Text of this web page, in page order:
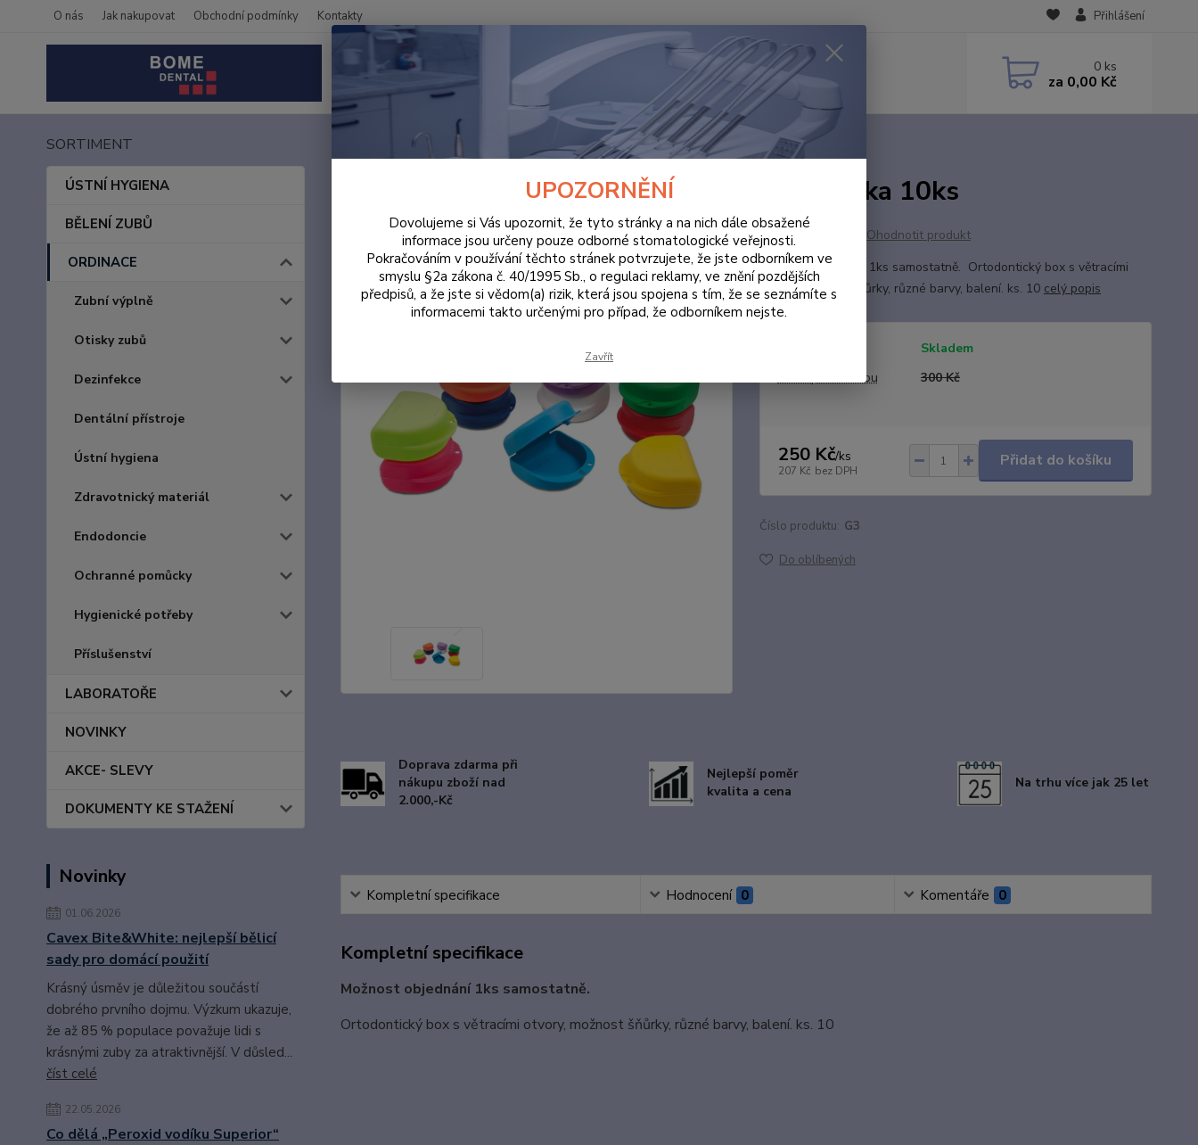
O nás Jak nakupovat Obchodní podmínky Kontakty Přihlášení
0 ks
za 0,00 Kč
SORTIMENT
ÚSTNÍ HYGIENA
BĚLENÍ ZUBŮ
ORDINACE
Zubní výplně
Otisky zubů
Dezinfekce
Dentální přístroje
Ústní hygiena
Zdravotnický materiál
Endodoncie
Ochranné pomůcky
Hygienické potřeby
Příslušenství
LABORATOŘE
NOVINKY
AKCE- SLEVY
DOKUMENTY KE STAŽENÍ
Novinky
01.06.2026
Cavex Bite&White: nejlepší bělicí
sady pro domácí použití
Krásný úsměv je důležitou součástí
dobrého prvního dojmu. Výzkum ukazuje,
že až 85 % populace považuje lidi s
krásnými zuby za atraktivnější. V důsled...
číst celé
22.05.2026
Co dělá „Peroxid vodíku Superior“
ORDINACE Ortodontický box, bílá, krabička na rovnátka 10ks
Ortodontický box, bílá, krabička na rovnátka 10ks
Ohodnotit produkt
Možnost objednání 1ks samostatně. Ortodontický box s větracími
otvory, možnost šňůrky, různé barvy, balení. ks. 10 celý popis
Skladem
Cena před slevou
300 Kč
250 Kč/ks
207 Kč bez DPH
Přidat do košíku
Číslo produktu: G3
Do oblíbených
Doprava zdarma při
nákupu zboží nad
2.000,-Kč
Nejlepší poměr
kvalita a cena
Na trhu více jak 25 let
Kompletní specifikace Hodnocení 0 Komentáře 0
Kompletní specifikace
Možnost objednání 1ks samostatně.
Ortodontický box s větracími otvory, možnost šňůrky, různé barvy, balení. ks. 10
UPOZORNĚNÍ
Dovolujeme si Vás upozornit, že tyto stránky a na nich dále obsažené
informace jsou určeny pouze odborné stomatologické veřejnosti.
Pokračováním v používání těchto stránek potvrzujete, že jste odborníkem ve
smyslu §2a zákona č. 40/1995 Sb., o regulaci reklamy, ve znění pozdějších
předpisů, a že jste si vědom(a) rizik, která jsou spojena s tím, že se seznámíte s
informacemi takto určenými pro případ, že odborníkem nejste.
Zavřít